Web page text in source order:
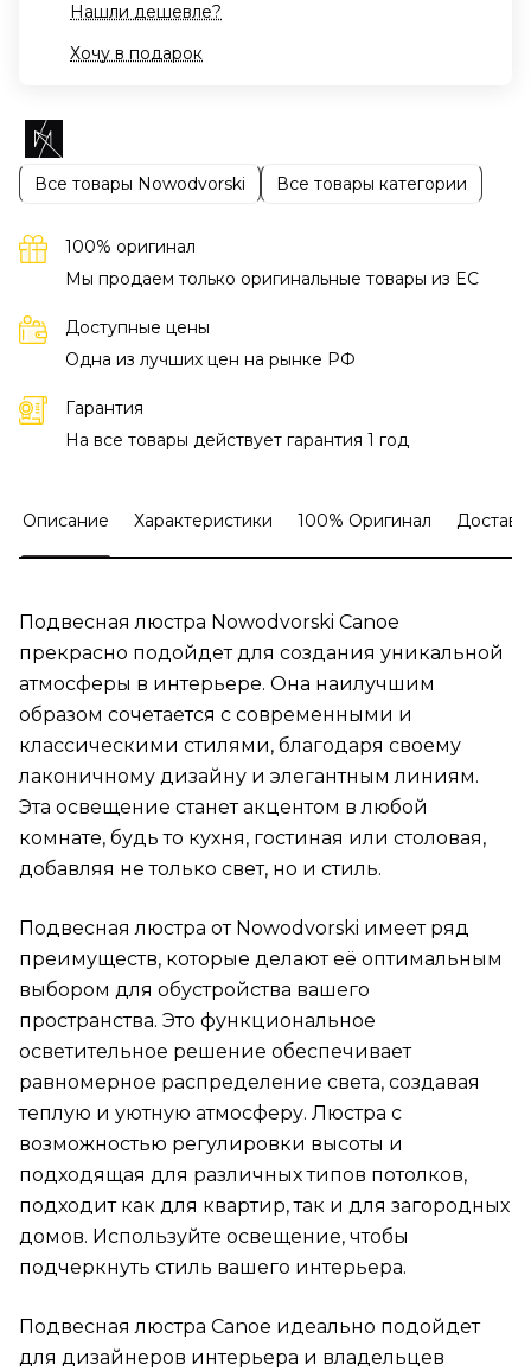
Нашли дешевле?
Хочу в подарок
Все товары Nowodvorski Все товары категории
100% оригинал
Мы продаем только оригинальные товары из EC
Доступные цены
Одна из лучших цен на рынке РФ
Гарантия
На все товары действует гарантия 1 год
Описание Характеристики 100% Оригинал
Подвесная люстра Nowodvorski Canoe
прекрасно подойдет для создания уникальной
атмосферы в интерьере. Она наилучшим
образом сочетается с современными и
классическими стилями, благодаря своему
лаконичному дизайну и элегантным линиям.
Эта освещение станет акцентом в любой
комнате, будь то кухня, гостиная или столовая,
добавляя не только свет, но и стиль.
Подвесная люстра от Nowodvorski имеет ряд
преимуществ, которые делают её оптимальным
выбором для обустройства вашего
пространства. Это функциональное
осветительное решение обеспечивает
равномерное распределение света, создавая
теплую и уютную атмосферу. Люстра с
возможностью регулировки высоты и
подходящая для различных типов потолков,
подходит как для квартир, так и для загородных
домов. Используйте освещение, чтобы
подчеркнуть стиль вашего интерьера.
Подвесная люстра Canoe идеально подойдет
для дизайнеров интерьера и владельцев